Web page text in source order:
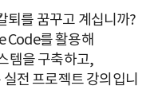
퇴를 꿈꾸고 계십니까?
Code를 활용해
템을 구축하고,
전 프로젝트 강의입니